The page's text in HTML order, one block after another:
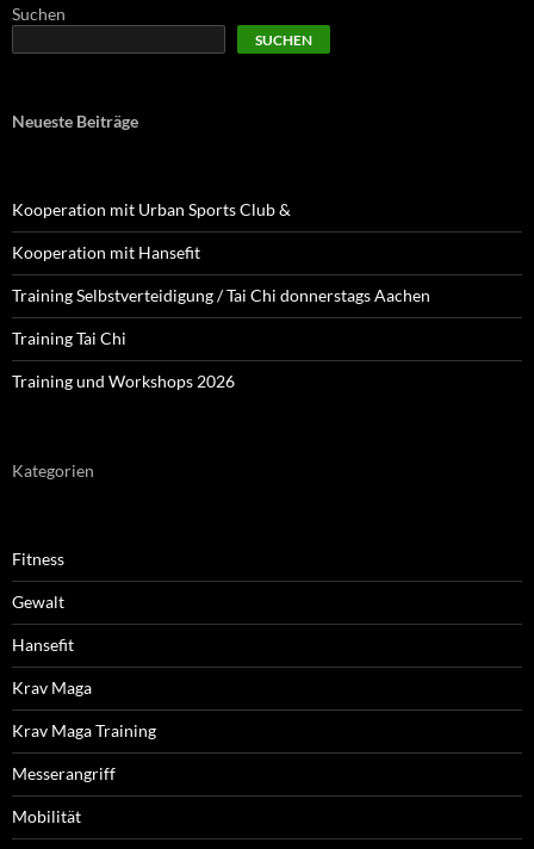
Suchen
SUCHEN
Neueste Beiträge
Kooperation mit Urban Sports Club &
Kooperation mit Hansefit
Training Selbstverteidigung / Tai Chi donnerstags Aachen
Training Tai Chi
Training und Workshops 2026
Kategorien
Fitness
Gewalt
Hansefit
Krav Maga
Krav Maga Training
Messerangriff
Mobilität